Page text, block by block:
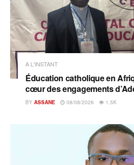
A L'INSTANT
Éducation catholique en
cœur des engagements
BY ASSANE 08/08/2026 1.5K